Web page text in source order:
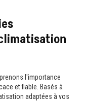
l'importance
et fiable. Basés à
adaptées à vos